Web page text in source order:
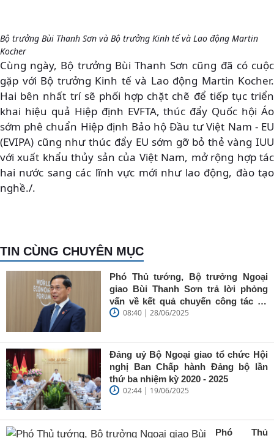
Bộ trưởng Bùi Thanh Sơn và Bộ trưởng Kinh tế và Lao động Martin
Kocher
Cùng ngày, Bộ trưởng Bùi Thanh Sơn cũng đã có cuộc
gặp với Bộ trưởng Kinh tế và Lao động Martin Kocher.
Hai bên nhất trí sẽ phối hợp chặt chẽ để tiếp tục triển
khai hiệu quả Hiệp định EVFTA, thúc đẩy Quốc hội Áo
sớm phê chuẩn Hiệp định Bảo hộ Đầu tư Việt Nam - EU
(EVIPA) cũng như thúc đẩy EU sớm gỡ bỏ thẻ vàng IUU
với xuất khẩu thủy sản của Việt Nam, mở rộng hợp tác
hai nước sang các lĩnh vực mới như lao động, đào tạo
nghề./.
TIN CÙNG CHUYÊN MỤC
Phó Thủ tướng, Bộ trưởng Ngoại
giao Bùi Thanh Sơn trả lời phỏng
vấn về kết quả chuyến công tác tại
Trung Quốc của Thủ tướng Chính
08:40 | 28/06/2025
Đảng uỷ Bộ Ngoại giao tổ chức Hội
nghị Ban Chấp hành Đảng bộ lần
thứ ba nhiệm kỳ 2020 - 2025
02:44 | 19/06/2025
Phó Thủ